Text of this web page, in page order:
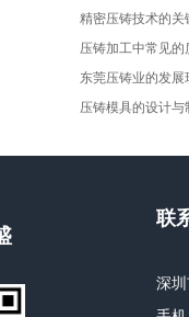
精密压铸技术的关
压铸加工中常见的
东莞压铸业的发展
压铸模具的设计与
联
深